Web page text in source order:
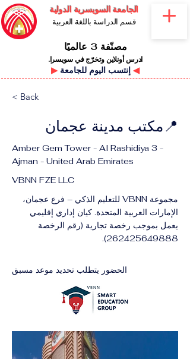
الجامعة السويسرية الدولية
قسم الدراسة باللغة العربية
مصنّفة 3 عالميًا
ادرس أونلاين وتخرّج في سويسرا.
▶ ◀
< Back
📍مكتب مدينة عجمان
Amber Gem Tower - Al Rashidiya 3 -
Ajman - United Arab Emirates
VBNN FZE LLC
مجموعة VBNN للتعليم الذكي – فرع عجمان،
الإمارات العربية المتحدة. كيان إداري إقليمي
يعمل بموجب رخصة تجارية (رقم الرخصة
262425649888)
.
الحضور يتطلب تحديد موعد مسبق